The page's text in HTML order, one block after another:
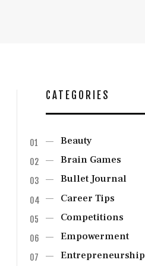
CATEGORIES
Beauty
Brain Games
Bullet Journal
Career Tips
Competitions
Empowerment
Entrepreneurship